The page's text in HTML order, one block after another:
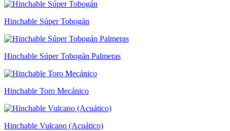
Hinchable Súper Tobogán
Hinchable Súper Tobogán Palmeras
Hinchable Toro Mecánico
Hinchable Vulcano (Acuático)